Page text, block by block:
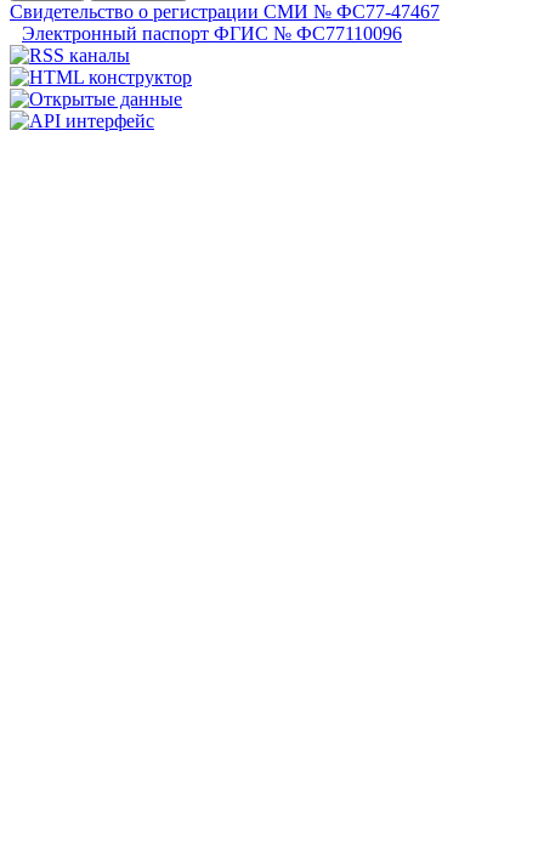
Свидетельство о регистрации СМИ № ФС77-47467
Электронный паспорт ФГИС № ФС77110096